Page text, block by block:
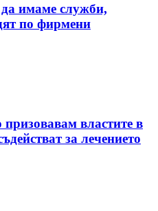
имаме служби,
по фирмени
властите в
за лечението